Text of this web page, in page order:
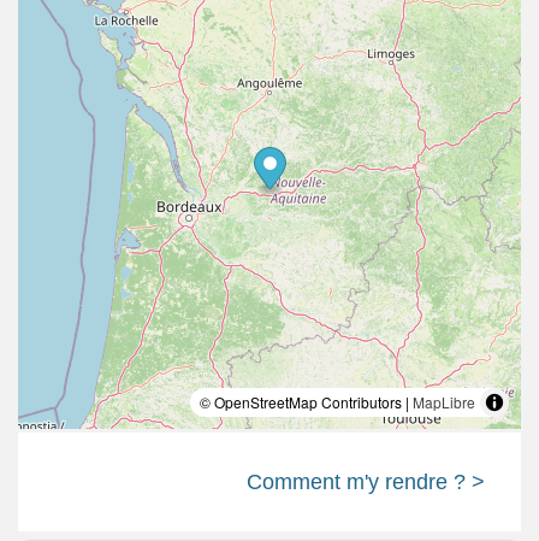
© OpenStreetMap Contributors | MapLibre
Comment m'y rendre ? >